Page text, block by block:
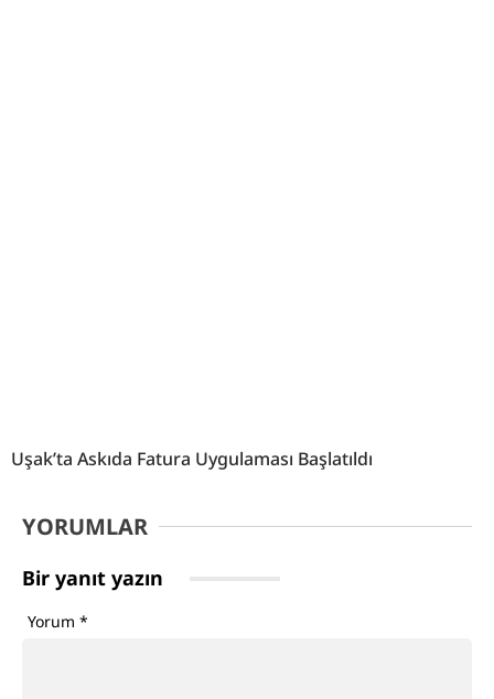
Uşak’ta Askıda Fatura Uygulaması Başlatıldı
YORUMLAR
Bir yanıt yazın
Yorum *